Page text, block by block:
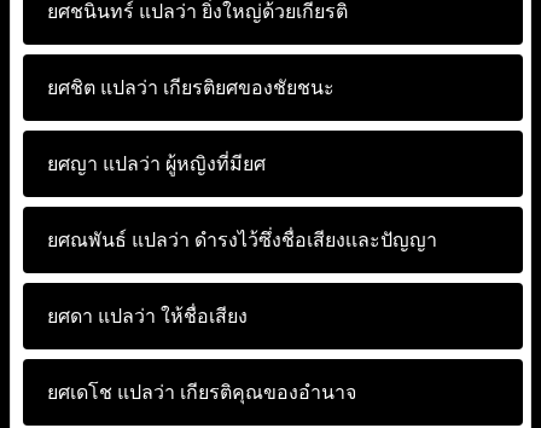
ยศชนินทร์ แปลว่า ยิ่งใหญ่ด้วยเกียรติ
ยศชิต แปลว่า เกียรติยศของชัยชนะ
ยศญา แปลว่า ผู้หญิงที่มียศ
ยศณพันธ์ แปลว่า ดำรงไว้ซึ่งชื่อเสียงเเละปัญญา
ยศดา แปลว่า ให้ชื่อเสียง
ยศเดโช แปลว่า เกียรติคุณของอำนาจ